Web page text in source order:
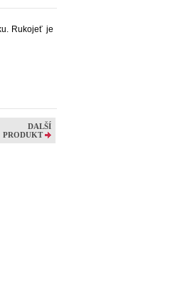
Rukojeť je
DALŠÍ
PRODUKT